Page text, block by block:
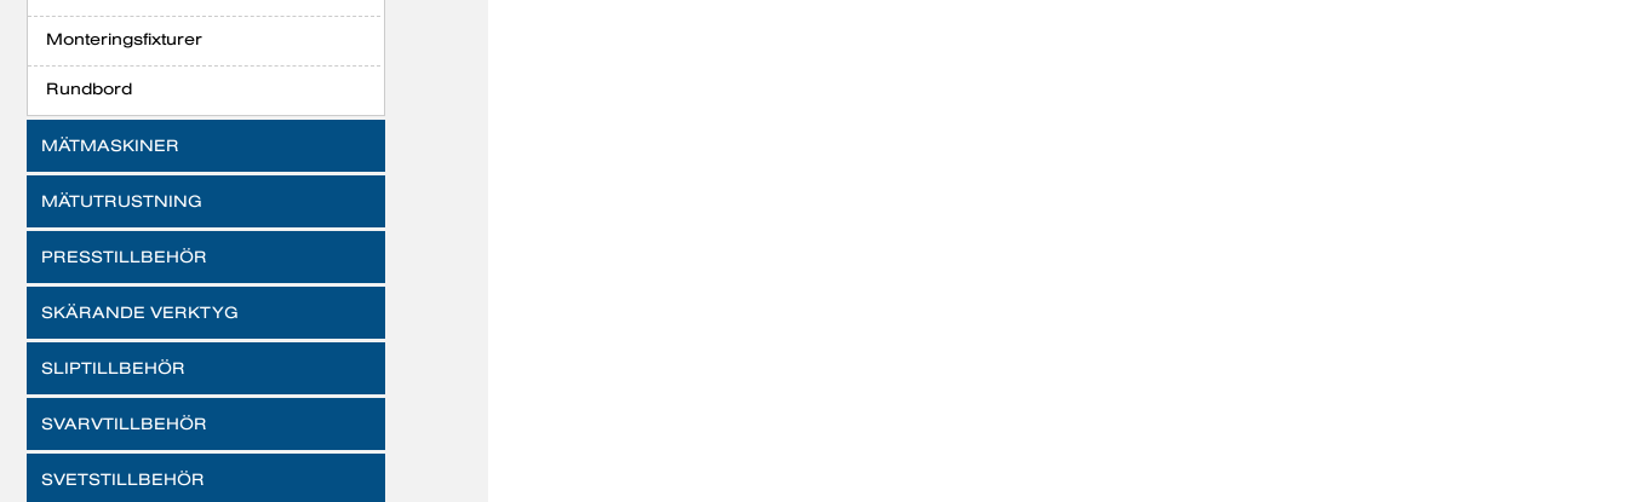
Monteringsfixturer
Rundbord
MÄTMASKINER
MÄTUTRUSTNING
PRESSTILLBEHÖR
SKÄRANDE VERKTYG
SLIPTILLBEHÖR
SVARVTILLBEHÖR
SVETSTILLBEHÖR